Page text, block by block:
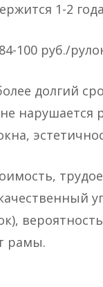
1-2
100 руб./
долгий
нарушается
рамы.